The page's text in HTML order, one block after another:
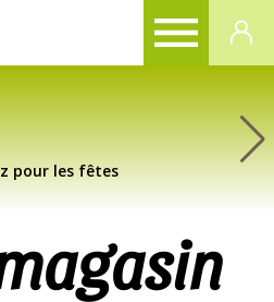
pour les fêtes